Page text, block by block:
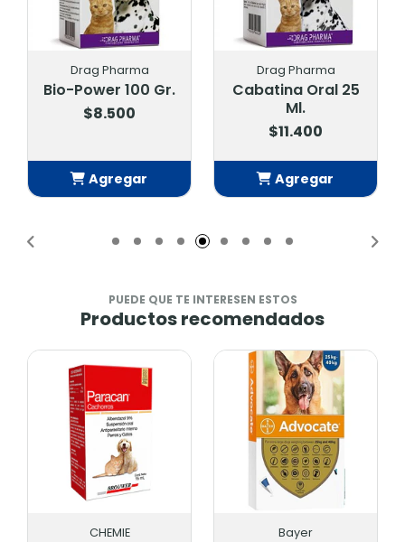
Drag Pharma
Bio-Power 100 Gr.
$8.500
Agregar
Drag Pharma
Cabatina Oral 25
Ml.
$11.400
Agregar
PUEDE QUE TE INTERESEN ESTOS
Productos recomendados
CHEMIE Bayer